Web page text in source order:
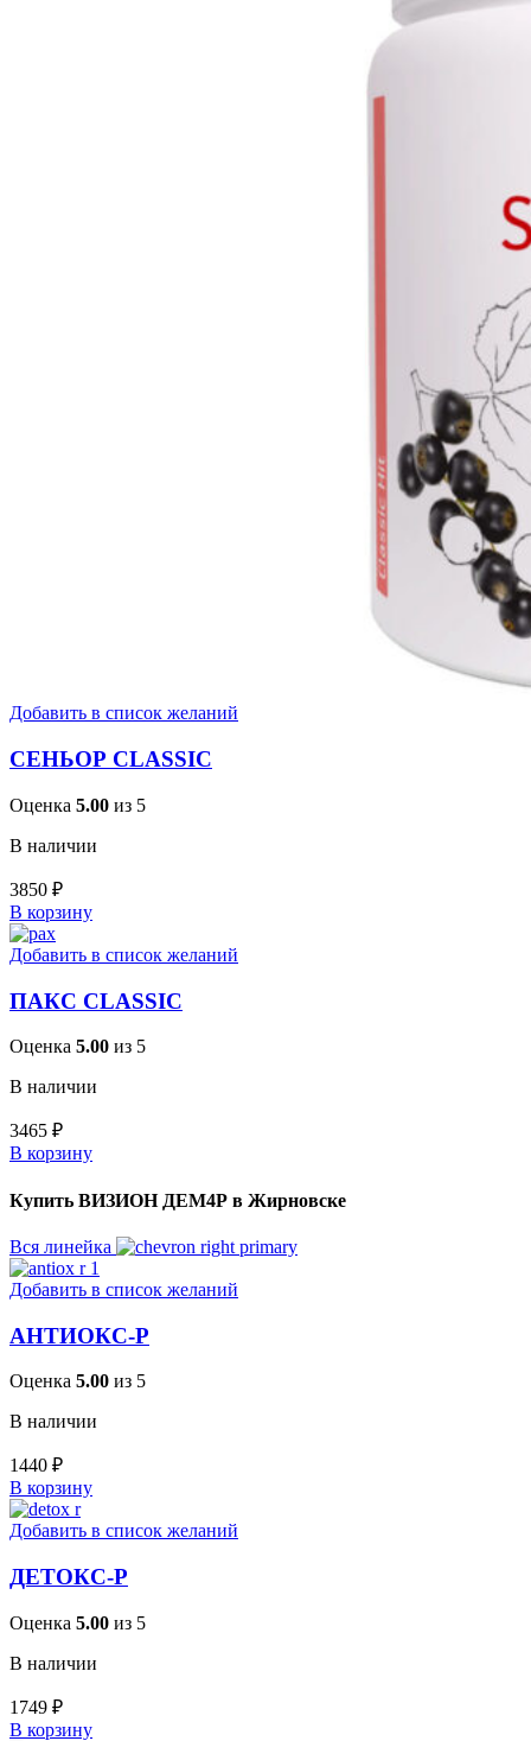
Добавить в список желаний
СЕНЬОР CLASSIC
Оценка 5.00 из 5
В наличии
3850 ₽
В корзину
Добавить в список желаний
ПАКС CLASSIC
Оценка 5.00 из 5
В наличии
3465 ₽
В корзину
Купить ВИЗИОН ДЕМ4Р в Жирновске
Вся линейка
Добавить в список желаний
АНТИОКС-Р
Оценка 5.00 из 5
В наличии
1440 ₽
В корзину
Добавить в список желаний
ДЕТОКС-Р
Оценка 5.00 из 5
В наличии
1749 ₽
В корзину